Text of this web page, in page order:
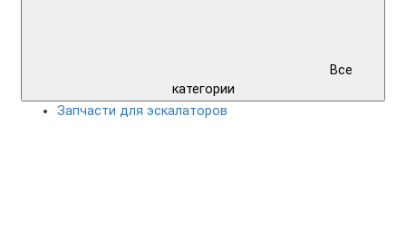
Все
категории
Запчасти для эскалаторов